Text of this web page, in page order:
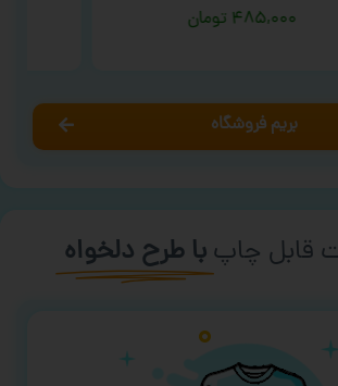
۴۸۵,۰۰۰ تومان
بریم فروشگاه
قابل چاپ با طرح دلخواه